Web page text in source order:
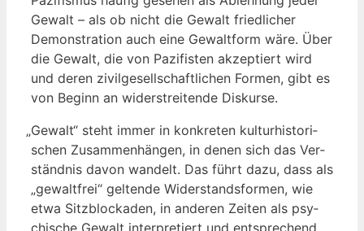
Gewalt – als ob nicht die Gewalt fried­li­cher
Demons­tra­ti­on auch eine Gewalt­form wäre. Über
die Gewalt, die von Pazi­fis­ten akzep­tiert wird
und deren zivil­ge­sell­schaft­li­chen For­men, gibt es
von Beginn an wider­strei­ten­de Diskurse.
„Gewalt“ steht immer in kon­kre­ten kul­tur­his­to­ri­
schen Zusam­men­hän­gen, in denen sich das Ver­
ständ­nis davon wan­delt. Das führt dazu, dass als
„gewalt­frei“ gel­ten­de Wider­stands­for­men, wie
etwa Sitz­blo­cka­den, in ande­ren Zei­ten als psy­
chi­sche Gewalt inter­pre­tiert und ent­spre­chend